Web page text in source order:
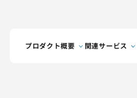
プロダクト概要 関連サービス